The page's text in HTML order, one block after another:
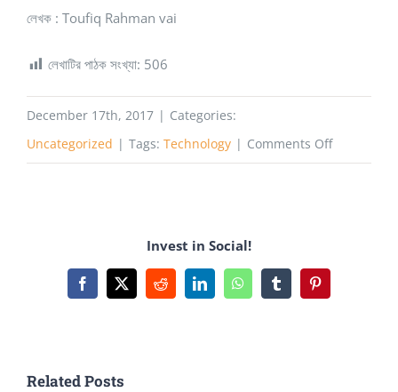
লেখক : Toufiq Rahman vai
লেখাটির পাঠক সংখ্যা: 506
December 17th, 2017 | Categories:
Uncategorized | Tags: Technology | Comments Offon
Invest in Social!
Facebook
X RedditLinkedInWhatsAppTumblrPinterest
Related Posts